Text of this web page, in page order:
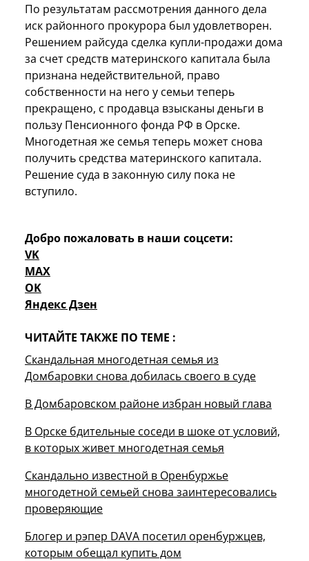
По результатам рассмотрения данного дела
иск районного прокурора был удовлетворен.
Решением райсуда сделка купли-продажи дома
за счет средств материнского капитала была
признана недействительной, право
собственности на него у семьи теперь
прекращено, с продавца взысканы деньги в
пользу Пенсионного фонда РФ в Орске.
Многодетная же семья теперь может снова
получить средства материнского капитала.
Решение суда в законную силу пока не
вступило.
Добро пожаловать в наши соцсети:
VK
MAX
OK
Яндекс Дзен
ЧИТАЙТЕ ТАКЖЕ ПО ТЕМЕ :
Скандальная многодетная семья из
Домбаровки снова добилась своего в суде
В Домбаровском районе избран новый глава
В Орске бдительные соседи в шоке от условий,
в которых живет многодетная семья
Скандально известной в Оренбуржье
многодетной семьей снова заинтересовались
проверяющие
Блогер и рэпер DAVA посетил оренбуржцев,
которым обещал купить дом